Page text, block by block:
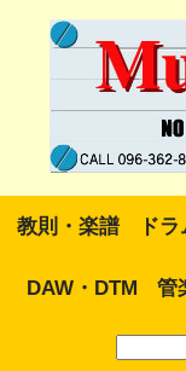
教則・楽譜 ドラ
DAW・DTM 管